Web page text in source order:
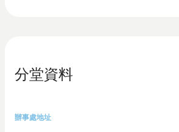
分堂資料
辦事處地址